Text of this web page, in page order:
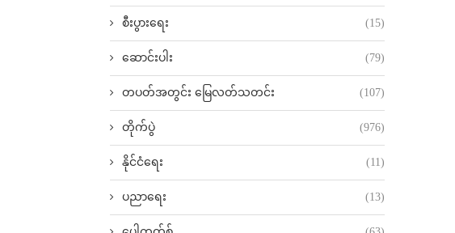
စီးပွားရေး (15)
ဆောင်းပါး (79)
တပတ်အတွင်း မြေလတ်သတင်း (107)
တိုက်ပွဲ (976)
နိုင်ငံရေး (11)
ပညာရေး (13)